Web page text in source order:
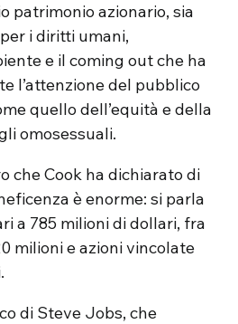
patrimonio azionario, sia
i diritti umani,
e il coming out che ha
l’attenzione del pubblico
quello dell’equità e della
omosessuali.
che Cook ha dichiarato di
è enorme: si parla
a 785 milioni di dollari, fra
milioni e azioni vincolate
di Steve Jobs, che